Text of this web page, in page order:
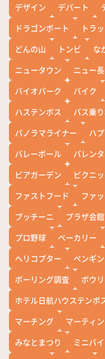
デザイン
デパート
ドラゴンボート
トラ
どんの山
トンビ な
ニュータウン
ニュー
バイオパーク
バイク
ハステンボス
バス乗
パノラマライナー
ハ
バレーボール
バレン
ビアガーデン
ピクニ
ファストフード
ファ
プッチーニ
プラザ会館
プロ野球
ベーカリー
ヘリコプター
ペンギン
ボーリング調査
ボウ
ホテル日航ハウステンボ
マーチング
マーティ
みなとまつり
ミニバ